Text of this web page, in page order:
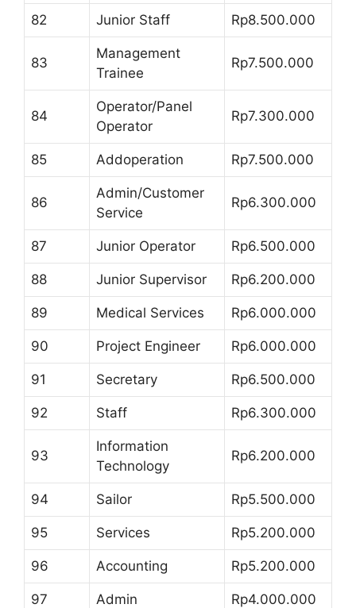
82 Junior Staff Rp8.500.000
83
Management
Trainee
Rp7.500.000
84
Operator/Panel
Operator
Rp7.300.000
85 Addoperation Rp7.500.000
86
Admin/Customer
Service
Rp6.300.000
87 Junior Operator Rp6.500.000
88 Junior Supervisor Rp6.200.000
89 Medical Services Rp6.000.000
90 Project Engineer Rp6.000.000
91 Secretary Rp6.500.000
92 Staff Rp6.300.000
93
Information
Technology
Rp6.200.000
94 Sailor Rp5.500.000
95 Services Rp5.200.000
96 Accounting Rp5.200.000
97 Admin Rp4.000.000